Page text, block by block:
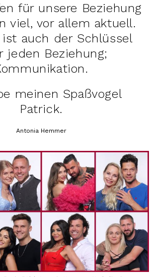
für unsere Beziehung
viel, vor allem aktuell.
auch der Schlüssel
jeden Beziehung;
meinen Spaßvogel
Patrick.
Antonia Hemmer